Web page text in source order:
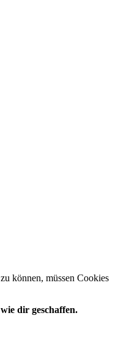
können, müssen Cookies
dir geschaffen.